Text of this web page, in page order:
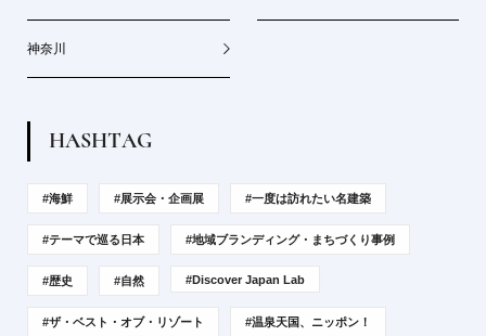
神奈川
HASHTAG
#海鮮 #展示会・企画展 #一度は訪れたい名建築
#テーマで巡る日本 #地域ブランディング・まちづくり事例
#歴史 #自然 #Discover Japan Lab
#ザ・ベスト・オブ・リゾート #温泉天国、ニッポン！